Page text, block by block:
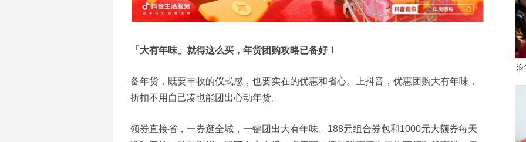
「大有年味」就得这么买，年货团购攻略已备好！
备年货，既要丰收的仪式感，也要实在的优惠和省心。上抖音，优惠团购大有年味，
折扣不用自己凑也能团出心动年货。
领券直接省，一券逛全城，一键团出大有年味。188元组合券包和1000元大额券每天
浪